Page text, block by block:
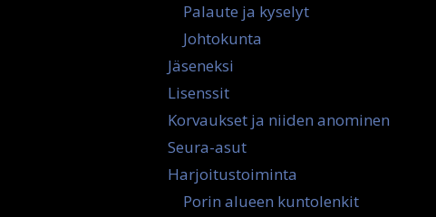
Palaute ja kyselyt
Johtokunta
Jäseneksi
Lisenssit
Korvaukset ja niiden anominen
Seura-asut
Harjoitustoiminta
Porin alueen kuntolenkit